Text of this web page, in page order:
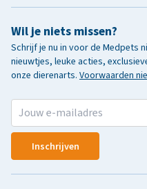
Wil je niets missen?
Schrijf je nu in voor de Medpets
nieuwtjes, leuke acties,
onze dierenarts. Voorwaarden
Inschrijven